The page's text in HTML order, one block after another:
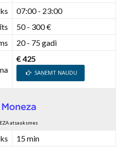
07:00 - 23:00
50 - 300 €
20 - 75 gadi
€ 425
SAŅEMT NAUDU
atsauksmes
15 min